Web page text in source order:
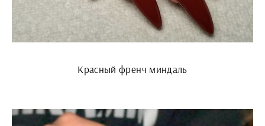
Красный френч миндаль